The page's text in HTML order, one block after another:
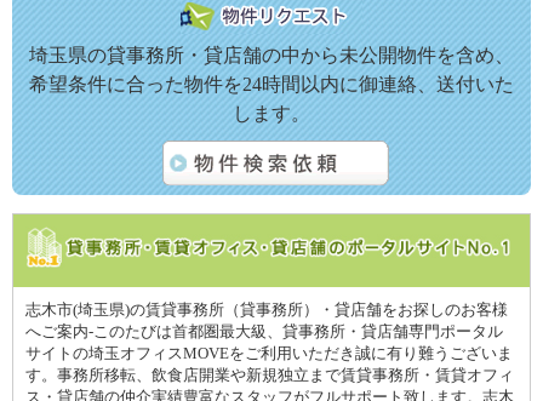
埼玉県の貸事務所・貸店舗の中から未公開物件を含め、
希望条件に合った物件を24時間以内に御連絡、送付いた
します。
志木市(埼玉県)の賃貸事務所（貸事務所）・貸店舗をお探しのお客様
へご案内-このたびは首都圏最大級、貸事務所・貸店舗専門ポータル
サイトの埼玉オフィスMOVEをご利用いただき誠に有り難うございま
す。事務所移転、飲食店開業や新規独立まで賃貸事務所・賃貸オフィ
ス・貸店舗の仲介実績豊富なスタッフがフルサポート致します。志木